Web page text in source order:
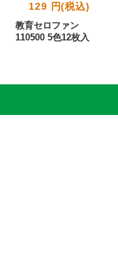
129 円(税込)
教育セロファン
110500 5色12枚入